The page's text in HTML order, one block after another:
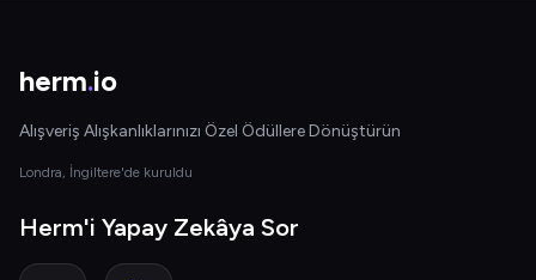
herm.io
Alışveriş Alışkanlıklarınızı Özel Ödüllere Dönüştürün
Londra, İngiltere'de kuruldu
Herm'i Yapay Zekâya Sor